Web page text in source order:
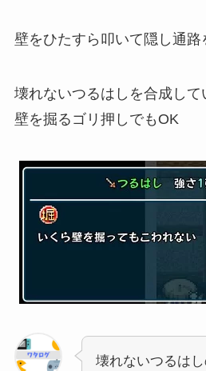
壁をひたすら叩いて隠し通路
壊れないつるはしを合成して
壁を掘るゴリ押しでもOK
壊れないつるは